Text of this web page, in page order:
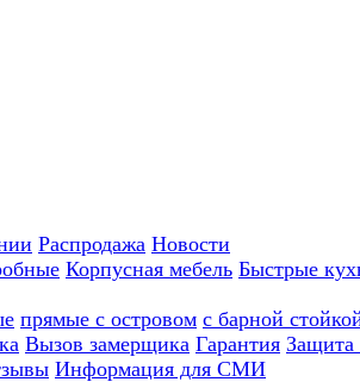
Распродажа Новости
Корпусная мебель Быстрые
прямые с островом с барной
Вызов замерщика Гарантия Защита
Информация для СМИ